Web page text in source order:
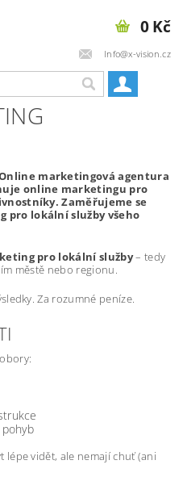
Info@x-vision.cz
0 Kč
marketingová agentura
online marketingu pro
Zaměřujeme se
pro lokální služby všeho
pro lokální služby– tedy
městě nebo regionu.
Za rozumné peníze.
lépe vidět, ale nemají chuť (ani